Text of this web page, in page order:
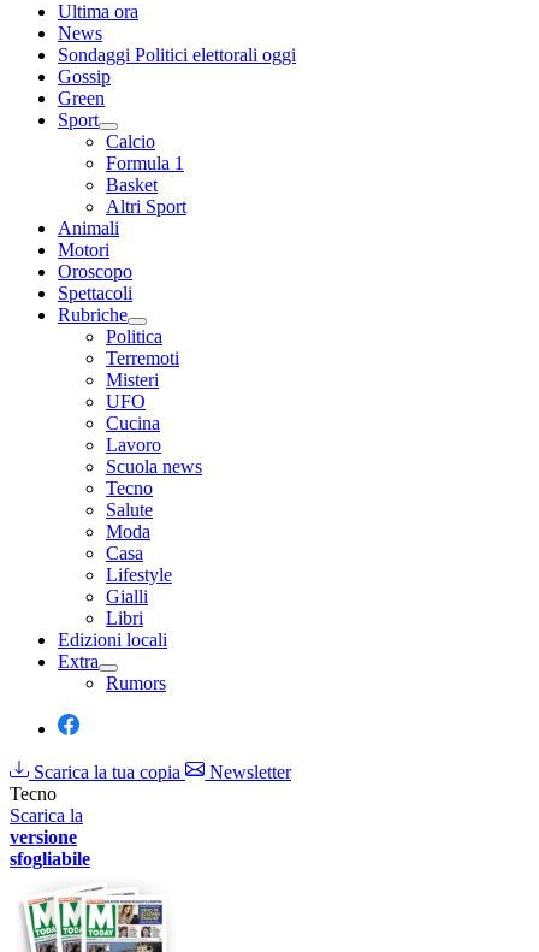
Ultima ora
News
Sondaggi Politici elettorali oggi
Gossip
Green
Sport
Calcio
Formula 1
Basket
Altri Sport
Animali
Motori
Oroscopo
Spettacoli
Rubriche
Politica
Terremoti
Misteri
UFO
Cucina
Lavoro
Scuola news
Tecno
Salute
Moda
Casa
Lifestyle
Gialli
Libri
Edizioni locali
Extra
Rumors
Scarica la tua copia
Newsletter
Tecno
Scarica la
versione
sfogliabile